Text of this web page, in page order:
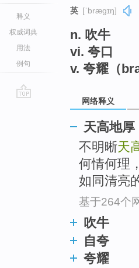
释义
权威词典
用法
例句
英 [ˈbræɡɪŋ]
n. 吹牛
vi. 夸口
v. 夸耀（
网络释义
天高地厚
不明晰天
何情何理
如同清亮
基于264个
吹牛
自夸
夸耀